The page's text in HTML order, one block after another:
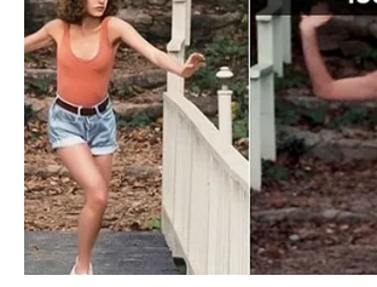
Uspjeha
Pored fizičkih izazova, Zlata se suočila s
aspektima koje donosi promjena ishrane.
važnost postavljanja realnih ciljeva i
neuspjeha kao dijela procesa. “Ako
preterala s kilogramima, kažem sebi: ‘E
da se vratiš na pravi put!’” Ova pozitivna
poslužiti kao motivacija za mnoge koji se